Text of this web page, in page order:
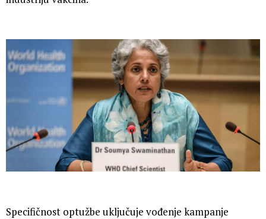
Specifičnost optužbe uključuje vođenje kampanje